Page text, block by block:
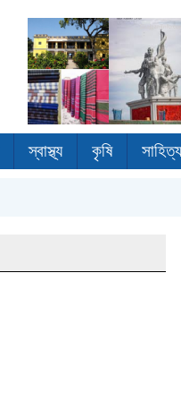
স্বাস্থ্য কৃষি